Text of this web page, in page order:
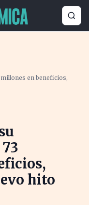
en beneficios,
hito